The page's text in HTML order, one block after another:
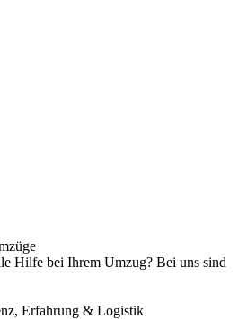
Hilfe bei Ihrem Umzug? Bei uns sind
Erfahrung & Logistik